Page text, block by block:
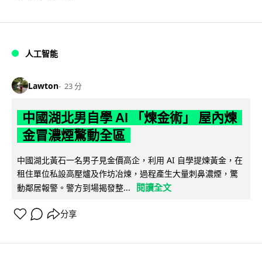
人工智能
Lawton 23 分
中國湖北男自學 AI 「煉金術」 屋內煉
金冒濃煙驚動全區
中國湖北黃石一名男子見金價高企，利用 AI 自學提煉黃金，在
租住單位私設高壓爐及作坊冶煉，過程產生大量刺鼻濃煙，驚
動鄰居報警。警方到場揭發整...
閱讀全文
分享